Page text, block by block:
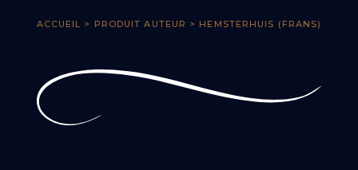
ACCUEIL > PRODUIT AUTEUR > HEMSTERHUIS (FRANS)